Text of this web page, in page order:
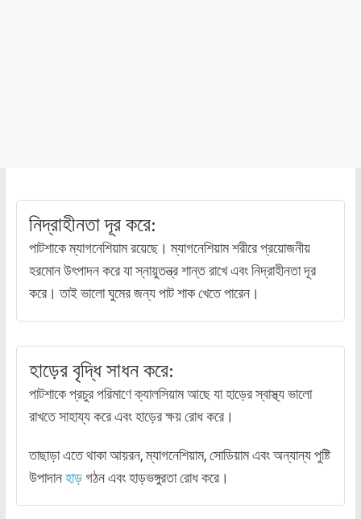
নিদ্রাহীনতা দূর করে:
পাটশাকে ম্যাগনেশিয়াম রয়েছে। ম্যাগনেশিয়াম শরীরে প্রয়োজনীয়
হরমোন উৎপাদন করে যা স্নায়ুতন্ত্র শান্ত রাখে এবং নিদ্রাহীনতা দূর
করে। তাই ভালো ঘুমের জন্য পাট শাক খেতে পারেন।
হাড়ের বৃদ্ধি সাধন করে:
পাটশাকে প্রচুর পরিমাণে ক্যালসিয়াম আছে যা হাড়ের স্বাস্থ্য ভালো
রাখতে সাহায্য করে এবং হাড়ের ক্ষয় রোধ করে।
তাছাড়া এতে থাকা আয়রন, ম্যাগনেশিয়াম, সোডিয়াম এবং অন্যান্য পুষ্টি
উপাদানহাড়গঠন এবং হাড়ভঙ্গুরতা রোধ করে।